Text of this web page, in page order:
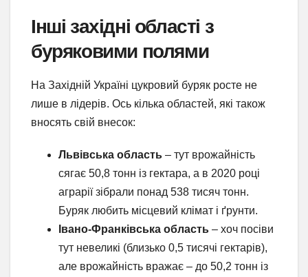
Інші західні області з
буряковими полями
На Західній Україні цукровий буряк росте не
лише в лідерів. Ось кілька областей, які також
вносять свій внесок:
Львівська область – тут врожайність
сягає 50,8 тонн із гектара, а в 2020 році
аграрії зібрали понад 538 тисяч тонн.
Буряк любить місцевий клімат і ґрунти.
Івано-Франківська область – хоч посіви
тут невеликі (близько 0,5 тисячі гектарів),
але врожайність вражає – до 50,2 тонн із